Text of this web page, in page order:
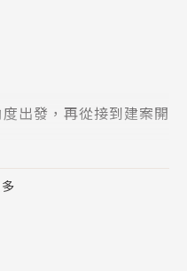
出發，再從接到建案開
，善用它：「收集基地